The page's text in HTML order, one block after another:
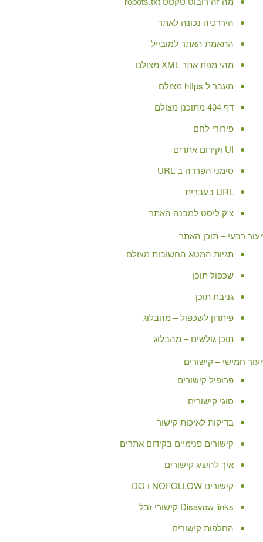
היררכיה נכונה לאתר
התאמת האתר למובייל
מהי מפת אתר XML מצולם
מעבר ל https מצולם
דף 404 מתוכנן מצולם
פירורי לחם
UI וקידום אתרים
סימני הפרדה ב URL
URL בעברית
צ'ק ליסט למבנה האתר
רבעי – תוכן האתר
תגיות המטא החשובות מצולם
שכפול תוכן
גניבת תוכן
פיתרון לשכפול – מהבלוג
תוכן גולשים – מהבלוג
חמישי – קישורים
פרופיל קישורים
סוגי קישורים
בדיקות לאיכות קישור
קישורים פנימיים בקידום אתרים
איך להשיג קישורים
קישורים NOFOLLOW ו DO
Disavow links קישורי זבל
החלפות קישורים